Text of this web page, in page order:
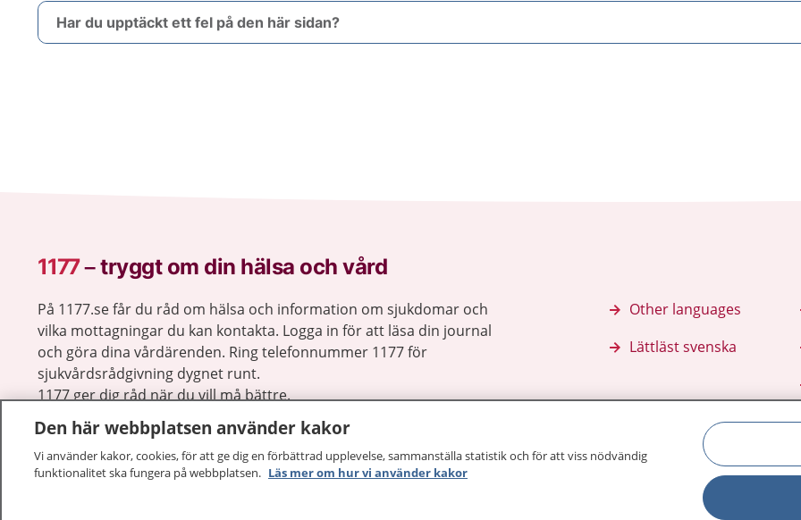
Har du upptäckt ett fel på den här sidan?
1177–tryggt om din hälsa och vård
På 1177.se får du råd om hälsa och information om sjukdomar och
vilka mottagningar du kan kontakta. Logga in för att läsa din journal
och göra dina vårdärenden. Ring telefonnummer 1177 för
sjukvårdsrådgivning dygnet runt.
1177 ger dig råd när du vill må bättre.
Other languages
Lättläst svenska
Den här webbplatsen använder kakor
Vi använder kakor, cookies, för att ge dig en förbättrad upplevelse, sammanställa statistik och för att viss nödvändig
funktionalitet ska fungera på webbplatsen. Läs mer om hur vi använder kakor